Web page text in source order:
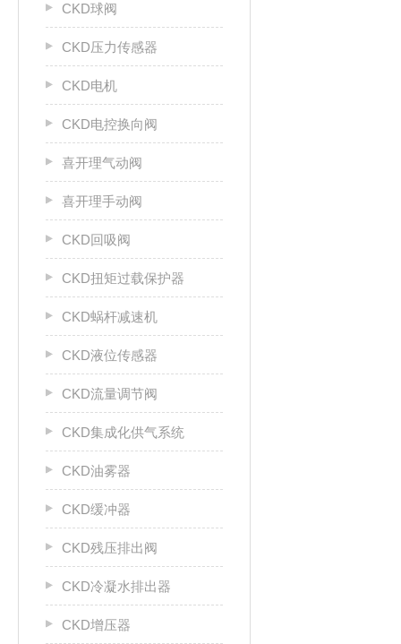
CKD球阀
CKD压力传感器
CKD电机
CKD电控换向阀
喜开理气动阀
喜开理手动阀
CKD回吸阀
CKD扭矩过载保护器
CKD蜗杆减速机
CKD液位传感器
CKD流量调节阀
CKD集成化供气系统
CKD油雾器
CKD缓冲器
CKD残压排出阀
CKD冷凝水排出器
CKD增压器